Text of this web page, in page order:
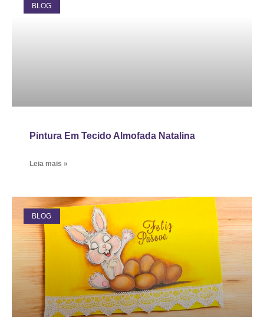
BLOG
Pintura Em Tecido Almofada Natalina
Leia mais »
BLOG